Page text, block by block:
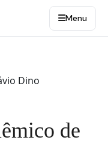
Menu
de